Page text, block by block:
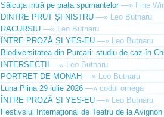
Sălcuța intră pe piața spumantelor —» Fine
DINTRE PRUT ȘI NISTRU —» Leo Butnaru
RACURSIU —» Leo Butnaru
ÎNTRE PROZĂ ȘI YES-EU —» Leo Butnaru
Biodiversitatea din Purcari: studiu de caz în
INTERSECȚII —» Leo Butnaru
PORTRET DE MONAH —» Leo Butnaru
Luna Plina 29 iulie 2026 —» codul omega
ÎNTRE PROZĂ ȘI YES-EU —» Leo Butnaru
Festivslul Internațional de Teatru de la Avignon